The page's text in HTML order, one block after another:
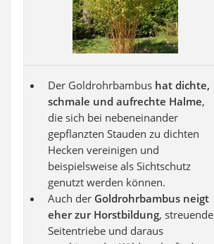
Der Goldrohrbambus hat dichte,
schmale und aufrechte Halme,
die sich bei nebeneinander
gepflanzten Stauden zu dichten
Hecken vereinigen und
beispielsweise als Sichtschutz
genutzt werden können.
Auch der Goldrohrbambus neigt
eher zur Horstbildung, streuende
Seitentriebe und daraus